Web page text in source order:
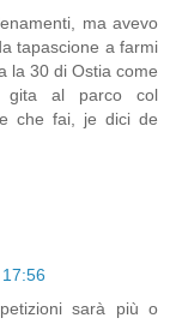
ma avevo
tapascione a farmi
la 30 di Ostia come
gita al parco col
che fai, je dici de
sarà più o